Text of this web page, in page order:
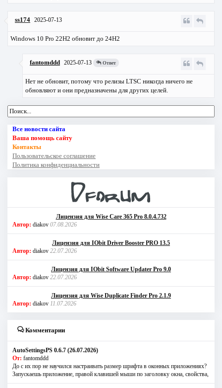
ss174 2025-07-13
Windows 10 Pro 22Н2 обновит до 24Н2
fantomddd 2025-07-13 Ответ
Нет не обновит, потому что релизы LTSC никогда ничего не
обновляют и они предназначены для других целей.
Все новости сайта
Ваша помощь сайту
Контакты
Пользовательское соглашение
Политика конфиденциальности
Лицензия для Wise Care 365 Pro 8.0.4.732
Автор: diakov 07.08.2026
Лицензия для IObit Driver Booster PRO 13.5
Автор: diakov 22.07.2026
Лицензия для IObit Software Updater Pro 9.0
Автор: diakov 22.07.2026
Лицензия для Wise Duplicate Finder Pro 2.1.9
Автор: diakov 11.07.2026
Комментарии
AutoSettingsPS 0.6.7 (26.07.2026)
От: fantomddd
До с их пор не научился настраивать размер шрифта в оконных приложениях?
Запускаешь приложение, правой клавишей мыши по заголовку окна, свойства,